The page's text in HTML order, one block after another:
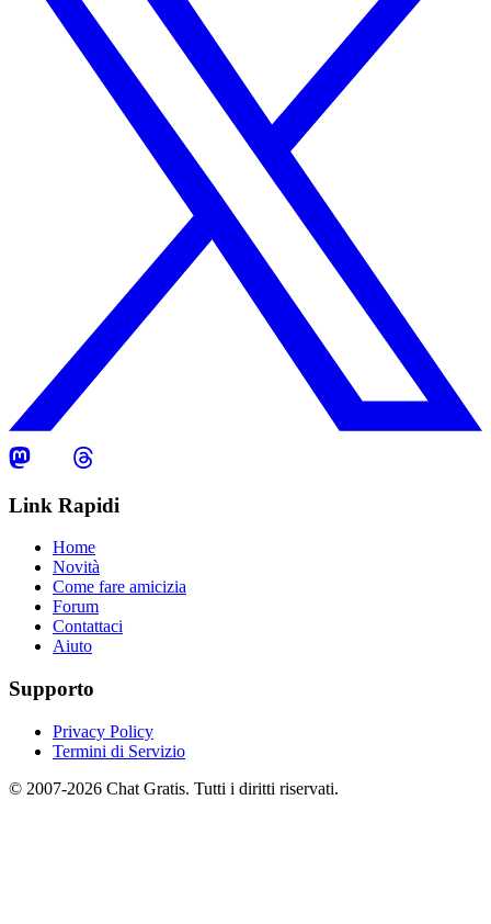
Link Rapidi
Home
Novità
Come fare amicizia
Forum
Contattaci
Aiuto
Supporto
Privacy Policy
Termini di Servizio
© 2007-2026 Chat Gratis. Tutti i diritti riservati.